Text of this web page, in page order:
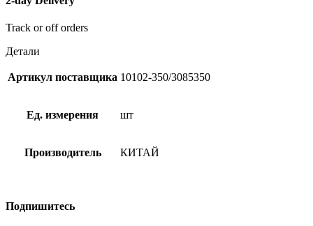
Track or off orders
Детали
Артикул поставщика 10102-350/3085350
Ед. измерения шт
Производитель КИТАЙ
Подпишитесь